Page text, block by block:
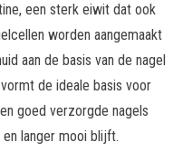
een sterk eiwit dat ook
worden aangemaakt
aan de basis van de nagel
de ideale basis voor
goed verzorgde nagels
langer mooi blijft.